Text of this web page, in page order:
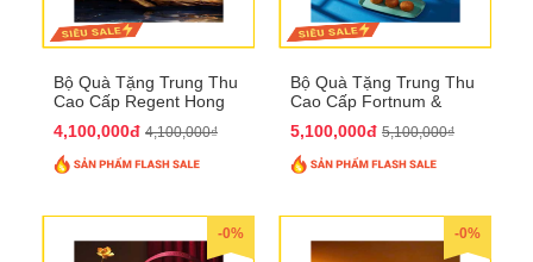
Bộ Quà Tặng Trung Thu
Cao Cấp Regent Hong
4,100,000đ 4,100,000₫
Bộ Quà Tặng Trung Thu
Cao Cấp Fortnum &
5,100,000đ 5,100,000₫
-0% -0%